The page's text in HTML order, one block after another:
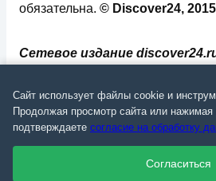
Сетевое издание
надзору в сфере связи,
технологий и массовых
(Роскомнадзор).
ФС 77 - 73793.
обязательна. © Discover24,
Сайт использует файлы cookie и
Продолжая просмотр сайта или
подтверждаете согласие на обработку
Согласиться